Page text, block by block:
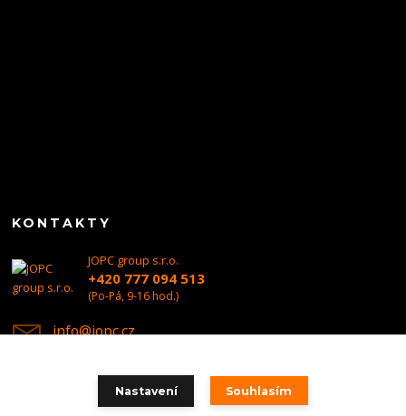
KONTAKTY
JOPC group s.r.o.
+420 777 094 513
(Po-Pá, 9-16 hod.)
info@jopc.cz
Nastavení Souhlasím